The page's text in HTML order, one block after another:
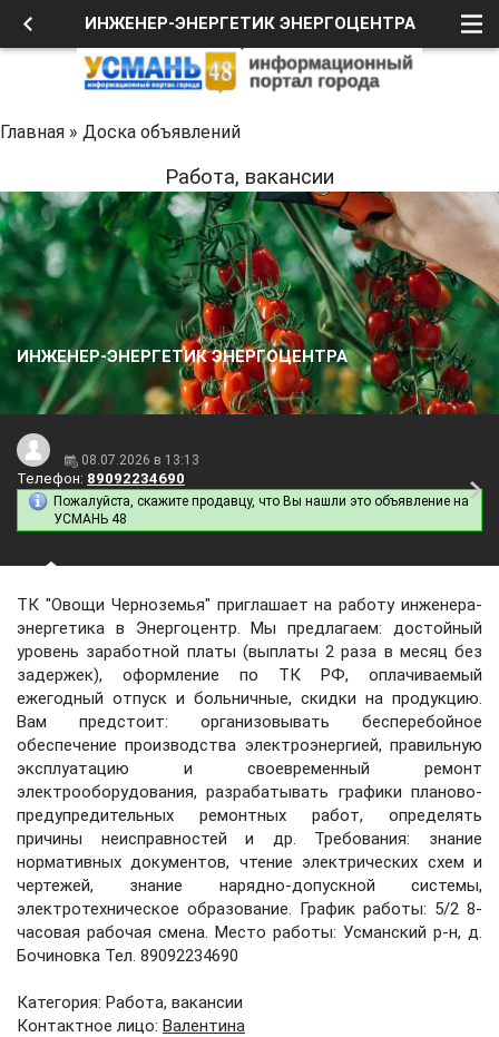
ИНЖЕНЕР-ЭНЕРГЕТИК ЭНЕРГОЦЕНТРА
Главная » Доска объявлений
Работа, вакансии
ИНЖЕНЕР-ЭНЕРГЕТИК ЭНЕРГОЦЕНТРА
08.07.2026 в 13:13
Телефон: 89092234690
Пожалуйста, скажите продавцу, что Вы нашли это объявление на
УСМАНЬ 48
ТК "Овощи Черноземья" приглашает на работу инженера-
энергетика в Энергоцентр. Мы предлагаем: достойный
уровень заработной платы (выплаты 2 раза в месяц без
задержек), оформление по ТК РФ, оплачиваемый
ежегодный отпуск и больничные, скидки на продукцию.
Вам предстоит: организовывать бесперебойное
обеспечение производства электроэнергией, правильную
эксплуатацию и своевременный ремонт
электрооборудования, разрабатывать графики планово-
предупредительных ремонтных работ, определять
причины неисправностей и др. Требования: знание
нормативных документов, чтение электрических схем и
чертежей, знание нарядно-допускной системы,
электротехническое образование. График работы: 5/2 8-
часовая рабочая смена. Место работы: Усманский р-н, д.
Бочиновка Тел. 89092234690
Категория: Работа, вакансии
Контактное лицо: Валентина